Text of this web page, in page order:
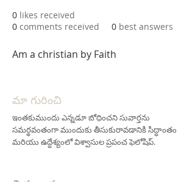
0 likes received
0 comments received 0 best answers
Am a christian by Faith
మా గురించి
ఇంతకుముందు ఎన్నడూ బోధించని సువార్తను
సమర్థవంతంగా ముందుకు తీసుకురావడానికి సిద్ధాంతం
మరియు ఉద్దేశ్యంలో విశ్వాసుల ప్రపంచ ఫెలోషిప్.